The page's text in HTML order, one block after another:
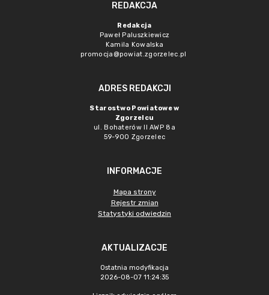
REDAKCJA
Redakcja
Paweł Paluszkiewicz
Kamila Kowalska
promocja@powiat.zgorzelec.pl
ADRES REDAKCJI
Starostwo Powiatowe w
Zgorzelcu
ul. Bohaterów II AWP 8a
59-900 Zgorzelec
INFORMACJE
Mapa strony
Rejestr zmian
Statystyki odwiedzin
AKTUALIZACJE
Ostatnia modyfikacja
2026-08-07 11:24:35